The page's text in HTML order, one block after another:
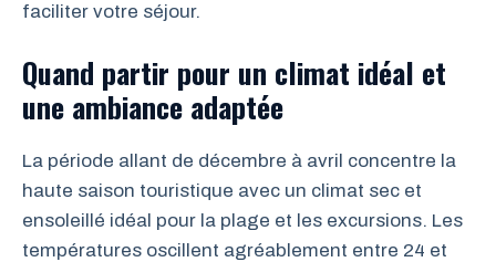
faciliter votre séjour.
Quand partir pour un climat idéal et
une ambiance adaptée
La période allant de décembre à avril concentre la
haute saison touristique avec un climat sec et
ensoleillé idéal pour la plage et les excursions. Les
températures oscillent agréablement entre 24 et